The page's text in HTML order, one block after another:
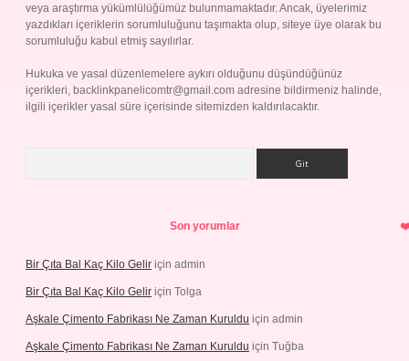
veya araştırma yükümlülüğümüz bulunmamaktadır. Ancak, üyelerimiz
yazdıkları içeriklerin sorumluluğunu taşımakta olup, siteye üye olarak bu
sorumluluğu kabul etmiş sayılırlar.
Hukuka ve yasal düzenlemelere aykırı olduğunu düşündüğünüz
içerikleri, backlinkpanelicomtr@gmail.com adresine bildirmeniz halinde,
ilgili içerikler yasal süre içerisinde sitemizden kaldırılacaktır.
Son yorumlar
Bir Çıta Bal Kaç Kilo Gelir için admin
Bir Çıta Bal Kaç Kilo Gelir için Tolga
Aşkale Çimento Fabrikası Ne Zaman Kuruldu için admin
Aşkale Çimento Fabrikası Ne Zaman Kuruldu için Tuğba